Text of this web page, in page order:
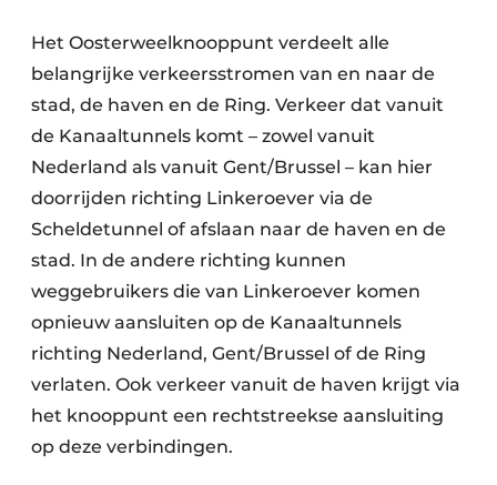
Het Oosterweelknooppunt verdeelt alle
belangrijke verkeersstromen van en naar de
stad, de haven en de Ring. Verkeer dat vanuit
de Kanaaltunnels komt – zowel vanuit
Nederland als vanuit Gent/Brussel – kan hier
doorrijden richting Linkeroever via de
Scheldetunnel of afslaan naar de haven en de
stad. In de andere richting kunnen
weggebruikers die van Linkeroever komen
opnieuw aansluiten op de Kanaaltunnels
richting Nederland, Gent/Brussel of de Ring
verlaten. Ook verkeer vanuit de haven krijgt via
het knooppunt een rechtstreekse aansluiting
op deze verbindingen.